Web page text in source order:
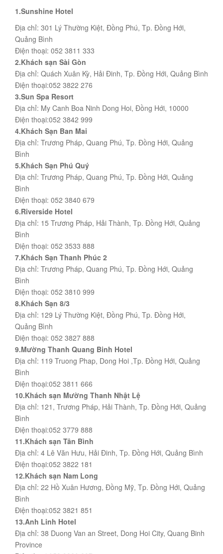
1.Sunshine Hotel
Địa chỉ: 301 Lý Thường Kiệt, Đồng Phú, Tp. Đồng Hới,
Quảng Bình
Điện thoại: 052 3811 333
2.Khách sạn Sài Gòn
Địa chỉ: Quách Xuân Kỳ, Hải Đinh, Tp. Đồng Hới, Quảng Bình
Điện thoại:052 3822 276
3.Sun Spa Resort
Địa chỉ: My Canh Boa Ninh Dong Hoi, Đồng Hới, 10000
Điện thoại:052 3842 999
4.Khách Sạn Ban Mai
Địa chỉ: Trương Pháp, Quang Phú, Tp. Đồng Hới, Quảng
Bình
5.Khách Sạn Phú Quý
Địa chỉ: Trương Pháp, Quang Phú, Tp. Đồng Hới, Quảng
Bình
Điện thoại: 052 3840 679
6.Riverside Hotel
Địa chỉ: 15 Trương Pháp, Hải Thành, Tp. Đồng Hới, Quảng
Bình
Điện thoại: 052 3533 888
7.Khách Sạn Thanh Phúc 2
Địa chỉ: Trương Pháp, Quang Phú, Tp. Đồng Hới, Quảng
Bình
Điện thoại: 052 3810 999
8.Khách Sạn 8/3
Địa chỉ: 129 Lý Thường Kiệt, Đồng Phú, Tp. Đồng Hới,
Quảng Bình
Điện thoại: 052 3827 888
9.Mường Thanh Quang Binh Hotel
Địa chỉ: 119 Truong Phap, Dong Hoi ,Tp. Đồng Hới, Quảng
Bình
Điện thoại:052 3811 666
10.Khách sạn Mường Thanh Nhật Lệ
Địa chỉ: 121, Trương Pháp, Hải Thành, Tp. Đồng Hới, Quảng
Bình
Điện thoại:052 3779 888
11.Khách sạn Tân Bình
Địa chỉ: 4 Lê Văn Hưu, Hải Đinh, Tp. Đồng Hới, Quảng Bình
Điện thoại:052 3822 181
12.Khách sạn Nam Long
Địa chỉ: 22 Hồ Xuân Hương, Đồng Mỹ, Tp. Đồng Hới, Quảng
Bình
Điện thoại:052 3821 851
13.Anh Linh Hotel
Địa chỉ: 38 Duong Van an Street, Dong Hoi City, Quang Binh
Province